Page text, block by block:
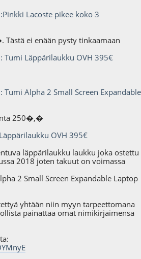
Lacoste pikee koko 3
ei enään pysty tinkaamaan
Tumi Läppärilaukku OVH 395€
Tumi Alpha 2 Small Screen Expandable
250�,�
OVH 395€
läppärilaukku laukku joka ostettu
2018 joten takuut on voimassa
2 Small Screen Expandable Laptop
yhtään niin myyn tarpeettomana
painattaa omat nimikirjaimensa